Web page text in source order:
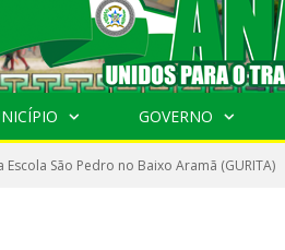
GOVERNO
Escola São Pedro no Baixo Aramã (GURITA)